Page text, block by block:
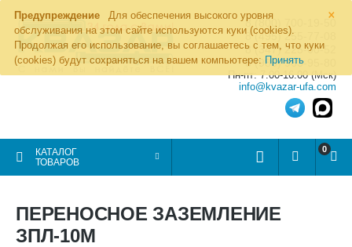
×
Предупреждение
Для обеспечения высокого уровня
обслуживания на этом сайте используются куки (cookies).
Продолжая его использование, вы соглашаетесь с тем, что куки
(cookies) будут сохраняться на вашем компьютере: Принять
8 (800) 700-19-50
8 (495) 255-77-08
8 (347) 225-00-52
8 (986) 963-95-80
Пн-пт: 7.00-16.00 (Мск)
info@kvazar-ufa.com
КАТАЛОГ
ТОВАРОВ
0
ПЕРЕНОСНОЕ ЗАЗЕМЛЕНИЕ
ЗПЛ-10М